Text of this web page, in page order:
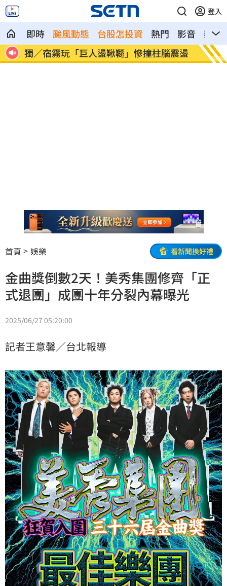
登入
即時 颱風動態 台股怎投資 熱門 影音
熱搜
億
獨／宿霧玩「巨人盪鞦韆」慘撞柱腦震盪
MVP
灣
首頁 娛樂 看新聞換好禮
金曲獎倒數2天！美秀集團修齊「正
式退團」成團十年分裂內幕曝光
2025/06/27 05:20:00
記者王意馨／台北報導